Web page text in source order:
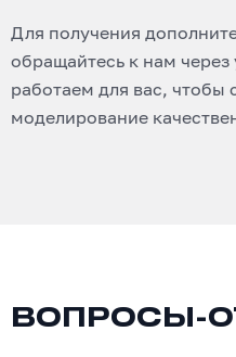
Для получения
обращайтесь к нам
работаем для вас, чтобы
моделирование
ВОПРОСЫ-